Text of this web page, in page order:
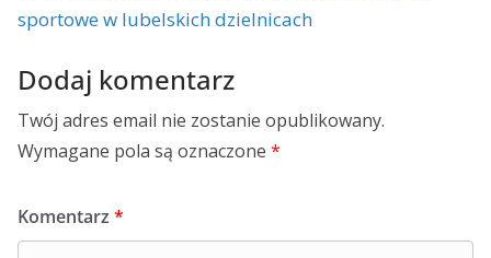
sportowe w lubelskich dzielnicach
Dodaj komentarz
Twój adres email nie zostanie opublikowany.
Wymagane pola są oznaczone *
Komentarz *